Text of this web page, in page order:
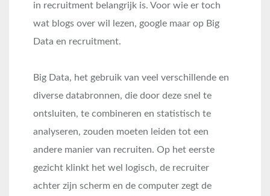
in recruitment belangrijk is. Voor wie er toch
wat blogs over wil lezen, google maar op Big
Data en recruitment.
Big Data, het gebruik van veel verschillende en
diverse databronnen, die door deze snel te
ontsluiten, te combineren en statistisch te
analyseren, zouden moeten leiden tot een
andere manier van recruiten. Op het eerste
gezicht klinkt het wel logisch, de recruiter
achter zijn scherm en de computer zegt de